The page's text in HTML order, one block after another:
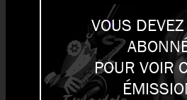
VOUS
POUR VOIR